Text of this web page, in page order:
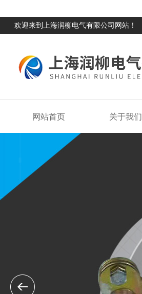
欢迎来到上海润柳电气有限公司网站！
网站首页 关于我们